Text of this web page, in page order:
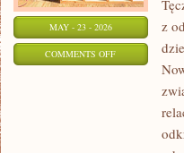
MAY - 23 - 2026
COMMENTS OFFON
INSPIRACJE
z